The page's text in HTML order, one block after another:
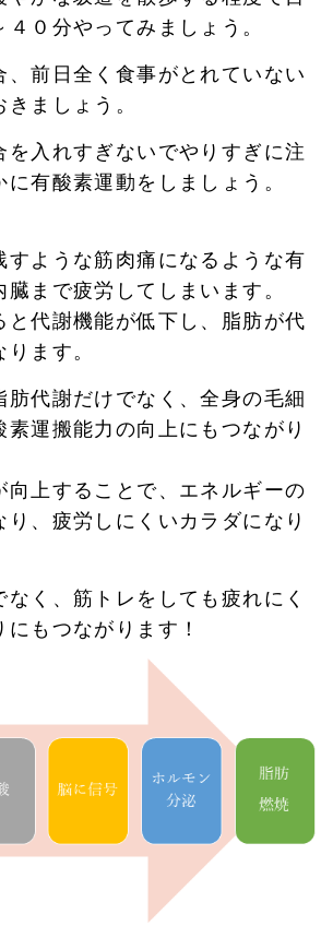
０分やってみましょう。
、前日全く食事がとれていない
ましょう。
を入れすぎないでやりすぎに注
有酸素運動をしましょう。
すような筋肉痛になるような有
まで疲労してしまいます。
と代謝機能が低下し、脂肪が代
ます。
肪代謝だけでなく、全身の毛細
素運搬能力の向上にもつながり
向上することで、エネルギーの
り、疲労しにくいカラダになり
なく、筋トレをしても疲れにく
もつながります！